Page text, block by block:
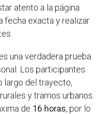
atento a la página
fecha exacta y realizar
una verdadera prueba
Los participantes
largo del trayecto,
y tramos urbanos.
de 16 horas, por lo